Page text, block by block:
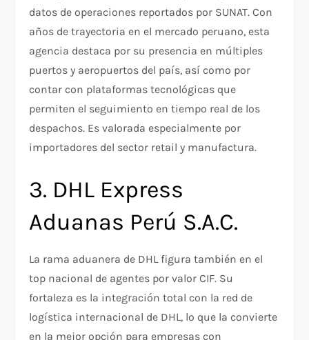
datos de operaciones reportados por SUNAT. Con
años de trayectoria en el mercado peruano, esta
agencia destaca por su presencia en múltiples
puertos y aeropuertos del país, así como por
contar con plataformas tecnológicas que
permiten el seguimiento en tiempo real de los
despachos. Es valorada especialmente por
importadores del sector retail y manufactura.
3. DHL Express
Aduanas Perú S.A.C.
La rama aduanera de DHL figura también en el
top nacional de agentes por valor CIF. Su
fortaleza es la integración total con la red de
logística internacional de DHL, lo que la convierte
en la mejor opción para empresas con